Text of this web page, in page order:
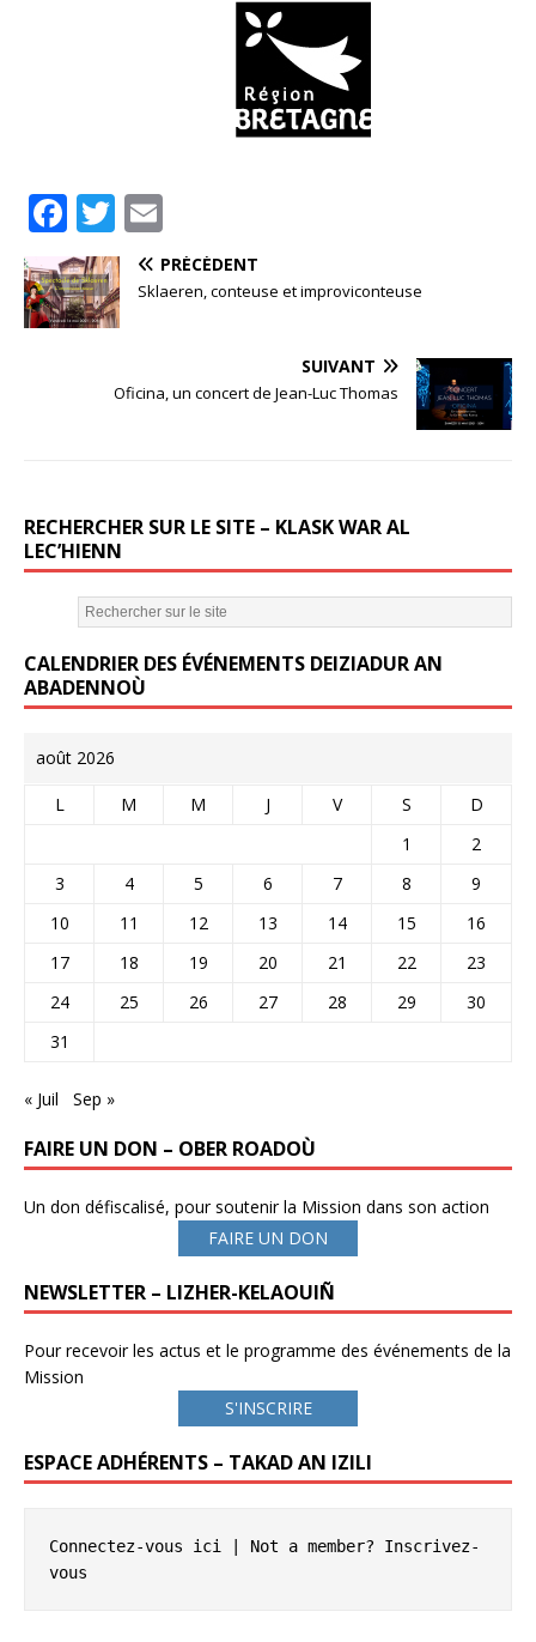
F
a
c
e
T
w
it
te
m
ai
PRÉCÉDENT
Sklaeren, conteuse et improviconteuse
SUIVANT
Oficina, un concert de Jean-Luc Thomas
RECHERCHER SUR LE SITE – KLASK WAR AL
LEC’HIENN
CALENDRIER DES ÉVÉNEMENTS DEIZIADUR AN
ABADENNOÙ
août 2026
L M M J V S
D
1
2
3
4 5 6 7 8
9
10
11 12 13 14 15
16
17
18 19 20 21 22
23
24
25 26 27 28 29
30
31
« Juil Sep »
FAIRE UN DON – OBER ROADOÙ
Un don défiscalisé, pour soutenir la Mission dans son action
FAIRE UN DON
NEWSLETTER – LIZHER-KELAOUIÑ
Pour recevoir les actus et le programme des événements de la
Mission
S'INSCRIRE
ESPACE ADHÉRENTS – TAKAD AN IZILI
Connectez-vous ici | Not a member? Inscrivez-
vous